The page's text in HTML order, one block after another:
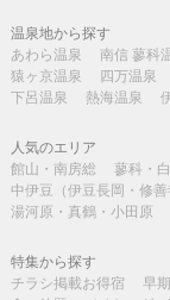
温泉地から探す
あわら温泉
南信 蓼科
猿ヶ京温泉
四万温泉
下呂温泉
熱海温泉
人気のエリア
館山・南房総
蓼科・
中伊豆（伊豆長岡・修善
湯河原・真鶴・小田原
特集から探す
チラシ掲載お得宿
早